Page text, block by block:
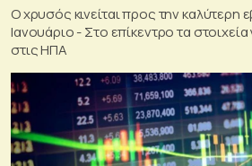
Ο χρυσός κινείται προς την καλύτερη
Ιανουάριο - Στο επίκεντρο τα
στις ΗΠΑ